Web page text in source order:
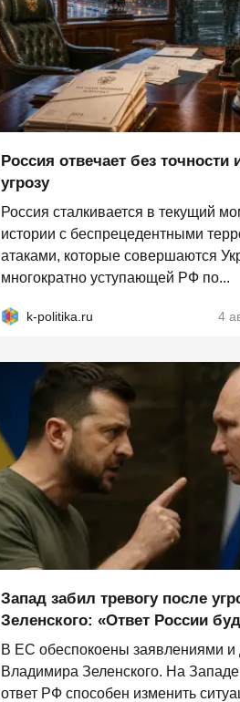
Россия отвечает без точности
угрозу
Россия сталкивается в текущий
истории с беспрецедентными
атаками, которые совершаются
многократно уступающей РФ по...
k-politika.ru 4
Запад забил тревогу после
Зеленского: «Ответ России
В ЕС обеспокоены заявлениями и
Владимира Зеленского. На Западе
ответ РФ способен изменить